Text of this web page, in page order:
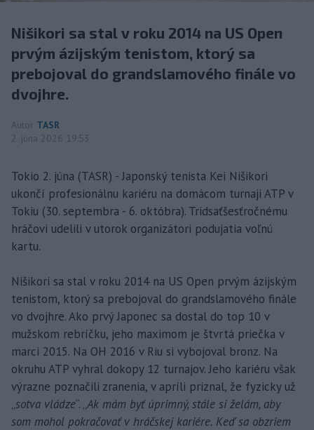
Nišikori sa stal v roku 2014 na US Open
prvým ázijským tenistom, ktorý sa
prebojoval do grandslamového finále vo
dvojhre.
Autor TASR
2. júna 2026 19:53
Tokio 2. júna (TASR) - Japonský tenista Kei Nišikori
ukončí profesionálnu kariéru na domácom turnaji ATP v
Tokiu (30. septembra - 6. októbra). Tridsaťšesťročnému
hráčovi udelili v utorok organizátori podujatia voľnú
kartu.
Nišikori sa stal v roku 2014 na US Open prvým ázijským
tenistom, ktorý sa prebojoval do grandslamového finále
vo dvojhre. Ako prvý Japonec sa dostal do top 10 v
mužskom rebríčku, jeho maximom je štvrtá priečka v
marci 2015. Na OH 2016 v Riu si vybojoval bronz. Na
okruhu ATP vyhral dokopy 12 turnajov. Jeho kariéru však
výrazne poznačili zranenia, v apríli priznal, že fyzicky už
„sotva vládze“. „Ak mám byť úprimný, stále si želám, aby
som mohol pokračovať v hráčskej kariére. Keď sa obzriem